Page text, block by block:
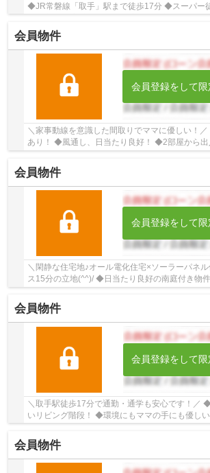
◆JR常磐線「取手」駅まで徒歩17分 ◆スーパー
利な立地 ◆家計に優しく経済的な都市ガス ◆部
会員物件
会員登録をして
＼家事動線を意識した間取りでママに優しい！／ ◆全居室収納スペース
あり！ ◆風通し、日当たり良好！ ◆2部屋から出
ー！ ■ひだまりハウスは、お客様一人ひとりの幸
会員物件
会員登録をして
＼閑静な住宅地♪オール電化住宅×ソーラーパネル付き／ ◆取手
ス15分の立地(^^)/ ◆日当たり良好の南庭付き物
取り ◆花粉対策でサンルーム完備 ◆家族団らん...
会員物件
会員登録をして
＼取手駅徒歩17分で通勤・通学も安心です！／ ◆家族が顔を合わせやす
いリビング階段！ ◆環境にもママの手にも優し
会員物件